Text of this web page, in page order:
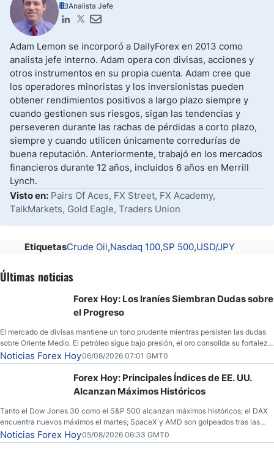
Analista Jefe
Adam Lemon se incorporó a DailyForex en 2013 como
analista jefe interno. Adam opera con divisas, acciones y
otros instrumentos en su propia cuenta. Adam cree que
los operadores minoristas y los inversionistas pueden
obtener rendimientos positivos a largo plazo siempre y
cuando gestionen sus riesgos, sigan las tendencias y
perseveren durante las rachas de pérdidas a corto plazo,
siempre y cuando utilicen únicamente corredurías de
buena reputación. Anteriormente, trabajó en los mercados
financieros durante 12 años, incluidos 6 años en Merrill
Lynch.
Visto en: Pairs Of Aces, FX Street, FX Academy,
TalkMarkets, Gold Eagle, Traders Union
EtiquetasCrude Oil Nasdaq 100 SP 500 USD/JPY
Últimas noticias
Forex Hoy: Los Iraníes Siembran Dudas sobre
el Progreso
El mercado de divisas mantiene un tono prudente mientras persisten las dudas
sobre Oriente Medio. El petróleo sigue bajo presión, el oro consolida su fortaleza
y los operadores esperan nuevas referencias económicas desde Estados
Unidos.
Noticias Forex Hoy06/08/2026 07:01 GMT0
Forex Hoy: Principales Índices de EE. UU.
Alcanzan Máximos Históricos
Tanto el Dow Jones 30 como el S&P 500 alcanzan máximos históricos; el DAX
encuentra nuevos máximos el martes; SpaceX y AMD son golpeados tras las
llamadas de ganancias; el petróleo crudo cae por debajo de los $80 con nuevas
esperanzas; el dólar estadounidense continúa intentando estabilizarse frente al
Noticias Forex Hoy05/08/2026 06:33 GMT0